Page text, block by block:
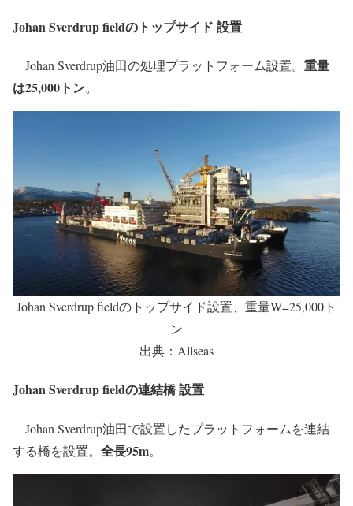
Johan Sverdrup fieldのトップサイド 設置
Johan Sverdrup油田の処理プラットフォーム設置。 重量
は25,000トン。
Johan Sverdrup fieldのトップサイド設置、重量W=25,000ト
ン
出典：Allseas
Johan Sverdrup fieldの連結橋 設置
Johan Sverdrup油田で設置したプラットフォームを連結
する橋を設置。 全長95m。